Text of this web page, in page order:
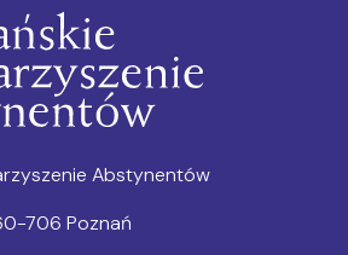
Abstynentów
706 Poznań